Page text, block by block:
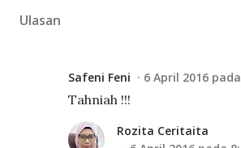
Ulasan
Safeni Feni 6 April 2016 pada
Tahniah !!!
Rozita Ceritaita